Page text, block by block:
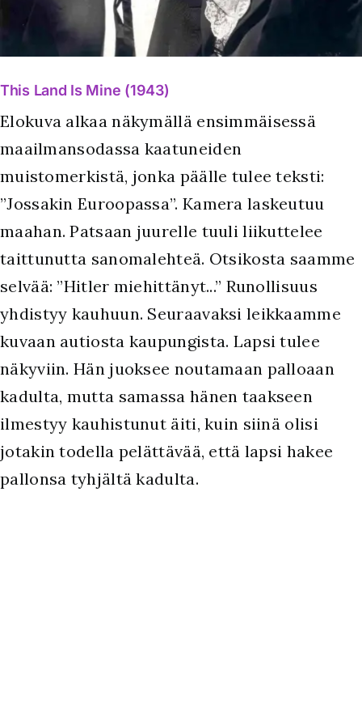
This Land Is Mine (1943)
Elokuva alkaa näkymällä ensimmäisessä
maailmansodassa kaatuneiden
muistomerkistä, jonka päälle tulee teksti:
”Jossakin Euroopassa”. Kamera laskeutuu
maahan. Patsaan juurelle tuuli liikuttelee
taittunutta sanomalehteä. Otsikosta saamme
selvää: ”Hitler miehittänyt...” Runollisuus
yhdistyy kauhuun. Seuraavaksi leikkaamme
kuvaan autiosta kaupungista. Lapsi tulee
näkyviin. Hän juoksee noutamaan palloaan
kadulta, mutta samassa hänen taakseen
ilmestyy kauhistunut äiti, kuin siinä olisi
jotakin todella pelättävää, että lapsi hakee
pallonsa tyhjältä kadulta.